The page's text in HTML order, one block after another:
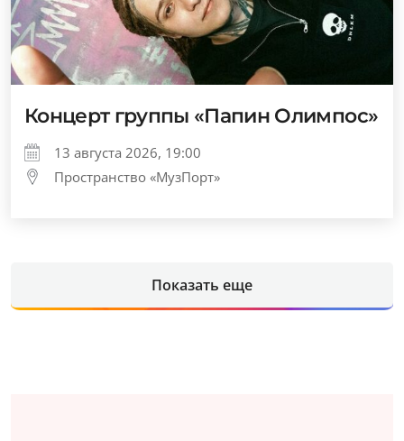
Концерт группы «Папин Олимпос»
13 августа 2026, 19:00
Пространство «МузПорт»
Показать еще